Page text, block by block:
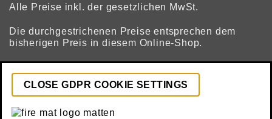
Alle Preise inkl. der gesetzlichen MwSt.
Die durchgestrichenen Preise entsprechen dem
bisherigen Preis in diesem Online-Shop.
CLOSE GDPR COOKIE SETTINGS